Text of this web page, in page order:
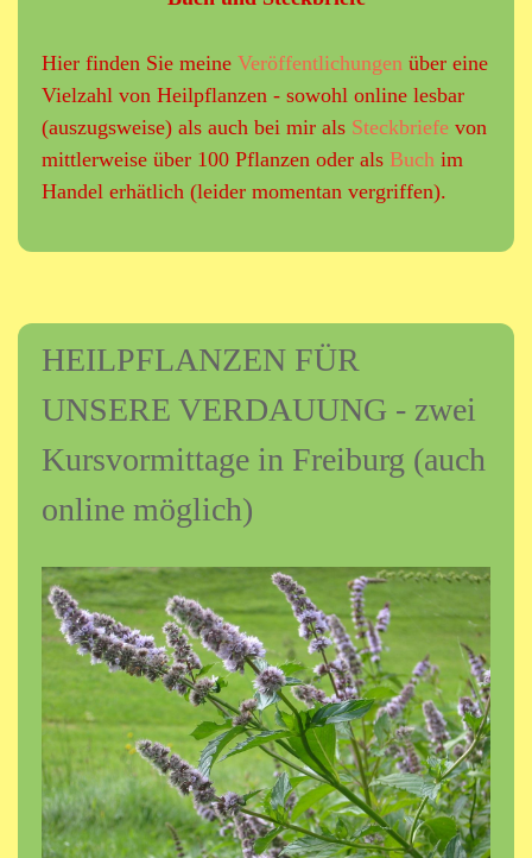
Hier finden Sie meine Veröffentlichungen über eine
Vielzahl von Heilpflanzen - sowohl online lesbar
(auszugsweise) als auch bei mir als Steckbriefe von
mittlerweise über 100 Pflanzen oder als Buch im
Handel erhätlich (leider momentan vergriffen).
HEILPFLANZEN FÜR
UNSERE VERDAUUNG - zwei
Kursvormittage in Freiburg (auch
online möglich)